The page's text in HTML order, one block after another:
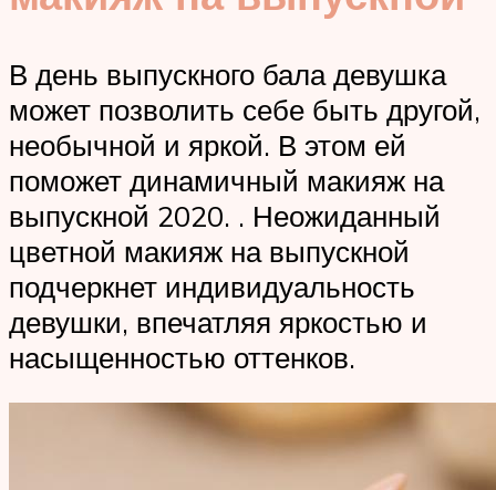
В день выпускного бала девушка
может позволить себе быть другой,
необычной и яркой. В этом ей
поможет динамичный макияж на
выпускной 2020. . Неожиданный
цветной макияж на выпускной
подчеркнет индивидуальность
девушки, впечатляя яркостью и
насыщенностью оттенков.